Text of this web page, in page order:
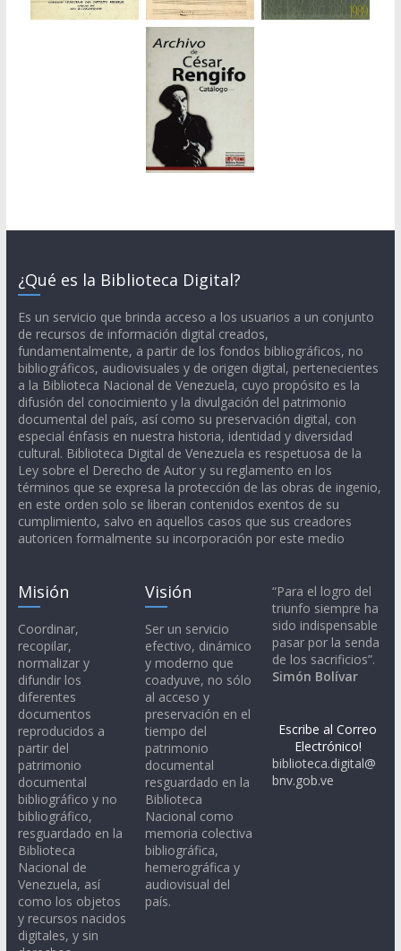
¿Qué es la Biblioteca Digital?
Es un servicio que brinda acceso a los usuarios a un conjunto
de recursos de información digital creados,
fundamentalmente, a partir de los fondos bibliográficos, no
bibliográficos, audiovisuales y de origen digital, pertenecientes
a la Biblioteca Nacional de Venezuela, cuyo propósito es la
difusión del conocimiento y la divulgación del patrimonio
documental del país, así como su preservación digital, con
especial énfasis en nuestra historia, identidad y diversidad
cultural. Biblioteca Digital de Venezuela es respetuosa de la
Ley sobre el Derecho de Autor y su reglamento en los
términos que se expresa la protección de las obras de ingenio,
en este orden solo se liberan contenidos exentos de su
cumplimiento, salvo en aquellos casos que sus creadores
autoricen formalmente su incorporación por este medio
Misión
Coordinar,
recopilar,
normalizar y
difundir los
diferentes
documentos
reproducidos a
partir del
patrimonio
documental
bibliográfico y no
bibliográfico,
resguardado en la
Biblioteca
Nacional de
Venezuela, así
como los objetos
y recursos nacidos
digitales, y sin
Visión
Ser un servicio
efectivo, dinámico
y moderno que
coadyuve, no sólo
al acceso y
preservación en el
tiempo del
patrimonio
documental
resguardado en la
Biblioteca
Nacional como
memoria colectiva
bibliográfica,
hemerográfica y
audiovisual del
país.
“Para el logro del
triunfo siempre ha
sido indispensable
pasar por la senda
de los sacrificios”.
Simón Bolívar
Escribe al Correo
Electrónico!
biblioteca.digital@
bnv.gob.ve